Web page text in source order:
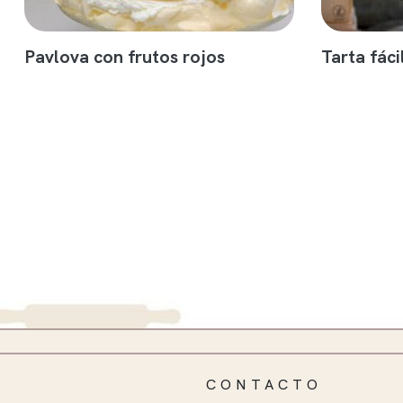
Pavlova con frutos rojos Tarta
CONTACTO